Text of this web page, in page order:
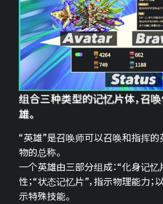
组合三种类型的记忆片体，召
雄。
“英雄”是召唤师可以召唤和指挥的
物的总称。
一个英雄由三部分组成：“化身记忆
性；“状态记忆片”，指示物理能力；
示特殊技能。